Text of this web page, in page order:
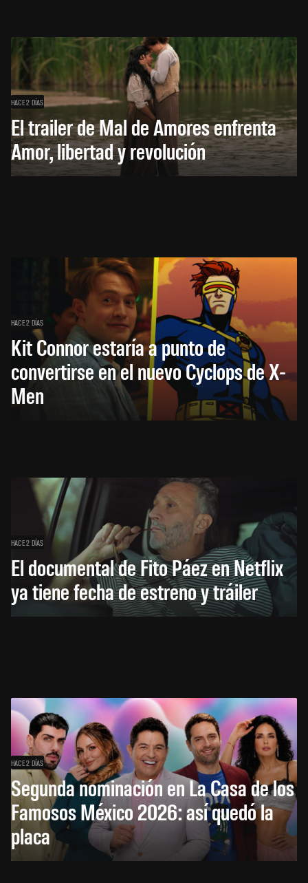
HACE 2 DÍAS
El trailer de Mal de Amores enfrenta
Amor, libertad y revolución
HACE 2 DÍAS
Kit Connor estaría a punto de
convertirse en el nuevo Cyclops de X-
Men
HACE 2 DÍAS
El documental de Fito Páez en Netflix
ya tiene fecha de estreno y tráiler
HACE 2 DÍAS
Segunda nominación en La Casa de los
Famosos México 2026: así quedó la
placa